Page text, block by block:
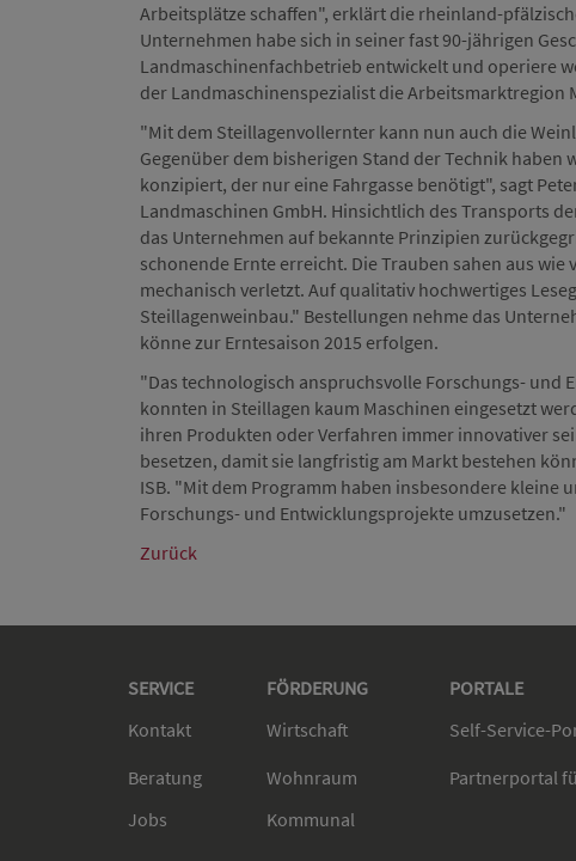
Arbeitsplätze schaffen", erklärt die rheinland-
Unternehmen habe sich in seiner fast 90-jährigen
Landmaschinenfachbetrieb entwickelt und operiere
der Landmaschinenspezialist die Arbeitsmarktregion
"Mit dem Steillagenvollernter kann nun auch die
Gegenüber dem bisherigen Stand der Technik
konzipiert, der nur eine Fahrgasse benötigt", sagt
Landmaschinen GmbH. Hinsichtlich des Transports
das Unternehmen auf bekannte Prinzipien
schonende Ernte erreicht. Die Trauben sahen aus
mechanisch verletzt. Auf qualitativ hochwertiges
Steillagenweinbau." Bestellungen nehme das
könne zur Erntesaison 2015 erfolgen.
"Das technologisch anspruchsvolle Forschungs- und
konnten in Steillagen kaum Maschinen eingesetzt
ihren Produkten oder Verfahren immer innovativer
besetzen, damit sie langfristig am Markt bestehen
ISB. "Mit dem Programm haben insbesondere kleine
Forschungs- und Entwicklungsprojekte umzusetzen."
Zurück
SERVICE FÖRDERUNG PORTALE
Kontakt
Wirtschaft Self-Service-
Beratung
Wohnraum Partnerportal
Jobs
Kommunal